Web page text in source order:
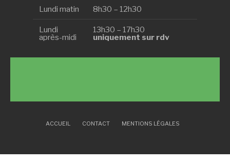
Lundi matin 8h30 – 12h30
Lundi
après-midi
13h30 – 17h30
uniquement sur rdv
ACCUEIL CONTACT MENTIONS LÉGALES